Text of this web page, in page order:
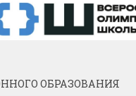
ОБРАЗОВАНИЯ